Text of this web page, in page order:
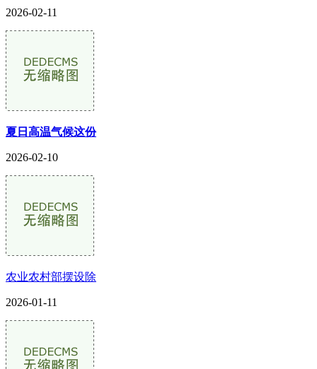
2026-02-11
夏日高温气候这份
2026-02-10
农业农村部摆设除
2026-01-11